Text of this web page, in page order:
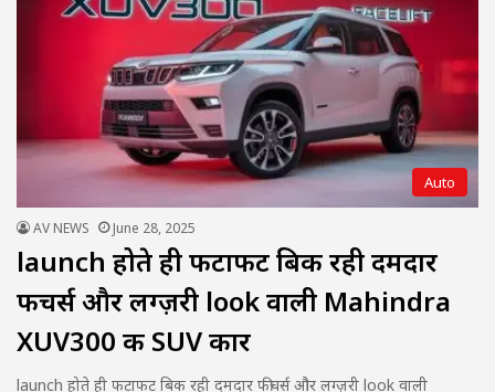
Auto
AV NEWS June 28, 2025
launch होते ही फटाफट बिक रही दमदार
फीचर्स और लग्ज़री look वाली Mahindra
XUV300 की SUV कार
launch होते ही फटाफट बिक रही दमदार फीचर्स और लग्ज़री look वाली